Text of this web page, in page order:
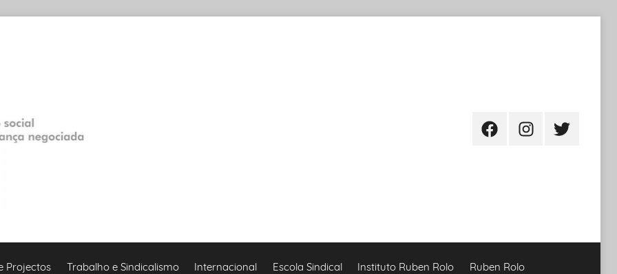
FacebookInstagramTwitter
Projectos Trabalho e Sindicalismo Internacional Escola Sindical Instituto Ruben Rolo Ruben Rolo